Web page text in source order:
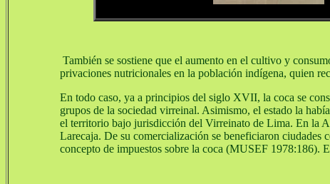
También se sostiene que el aumento en el cultivo y
privaciones nutricionales en la población indígena, quien
En todo caso, ya a principios del siglo XVII, la coca se
grupos de la sociedad virreinal. Asimismo, el estado la
el territorio bajo jurisdicción del Virreinato de Lima. En la
Larecaja. De su comercialización se beneficiaron
concepto de impuestos sobre la coca (MUSEF 1978:186).